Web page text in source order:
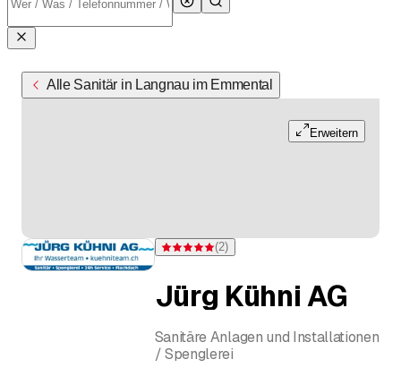
Alle Sanitär in Langnau im Emmental
Erweitern
Bewertung 5 von 5 Sternen bei 2 Bewertungen
(2)
Jürg Kühni AG
Sanitäre Anlagen und Installationen
/ Spenglerei